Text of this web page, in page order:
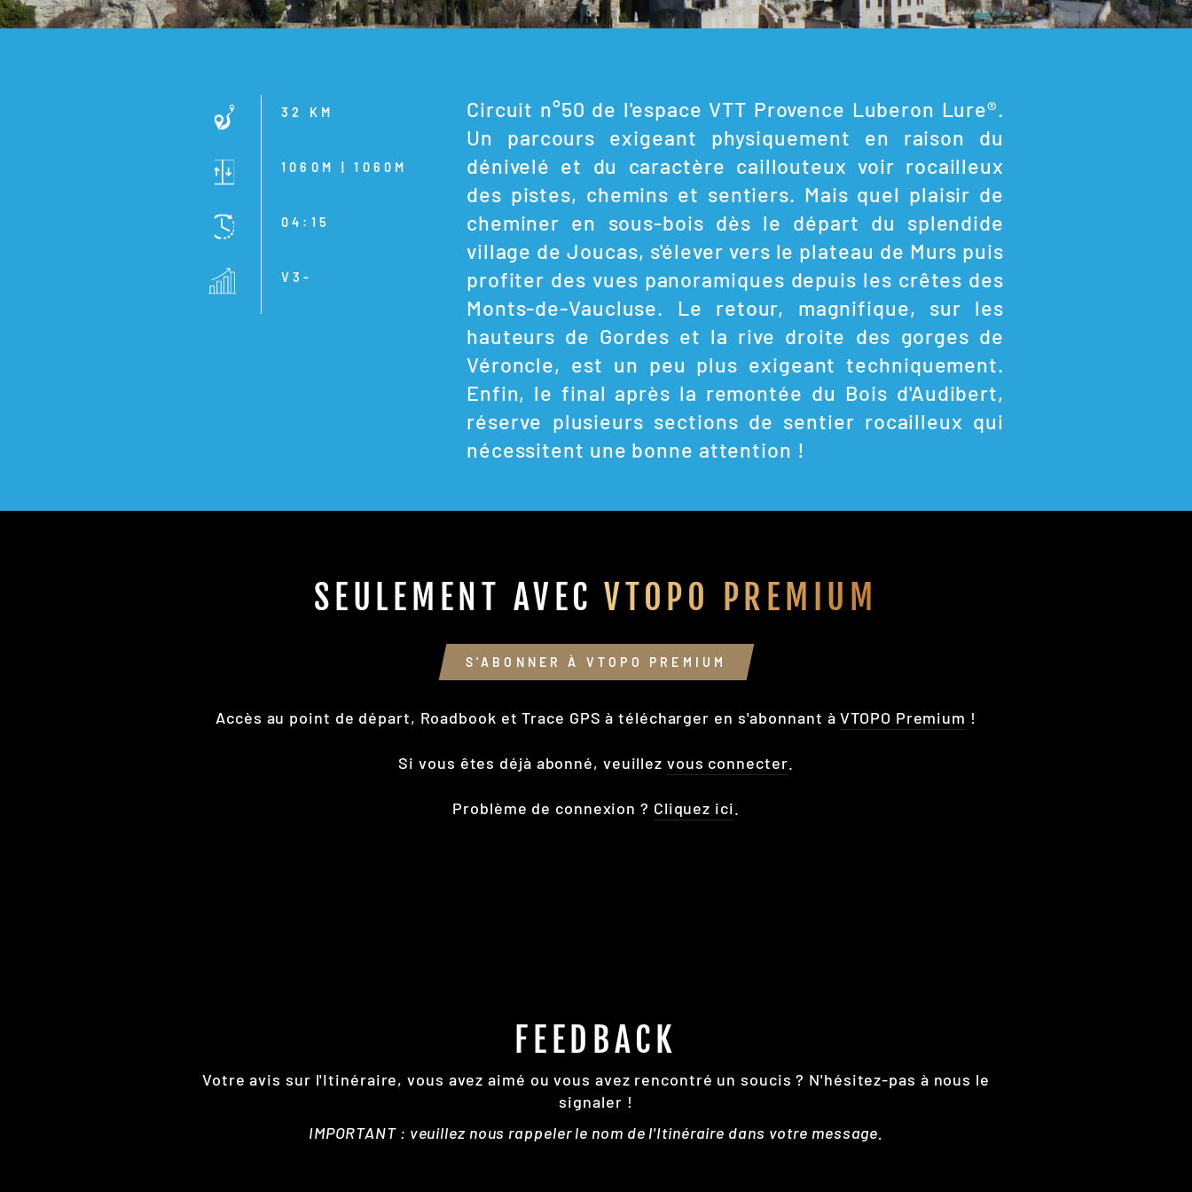
32 KM
1060M | 1060M
04:15
V3-
Circuit n°50 de l'espace VTT Provence Luberon Lure®.
Un parcours exigeant physiquement en raison du
dénivelé et du caractère caillouteux voir rocailleux
des pistes, chemins et sentiers. Mais quel plaisir de
cheminer en sous-bois dès le départ du splendide
village de Joucas, s'élever vers le plateau de Murs puis
profiter des vues panoramiques depuis les crêtes des
Monts-de-Vaucluse. Le retour, magnifique, sur les
hauteurs de Gordes et la rive droite des gorges de
Véroncle, est un peu plus exigeant techniquement.
Enfin, le final après la remontée du Bois d'Audibert,
réserve plusieurs sections de sentier rocailleux qui
nécessitent une bonne attention !
SEULEMENT AVECVTOPO PREMIUM
S'ABONNER À VTOPO PREMIUM
Accès au point de départ, Roadbook et Trace GPS à télécharger en s'abonnant àVTOPO Premium !
Si vous êtes déjà abonné, veuillez vous connecter.
Problème de connexion ? Cliquez ici.
FEEDBACK
Votre avis sur l'Itinéraire, vous avez aimé ou vous avez rencontré un soucis ? N'hésitez-pas à nous le
signaler !
IMPORTANT : veuillez nous rappeler le nom de l'Itinéraire dans votre message.